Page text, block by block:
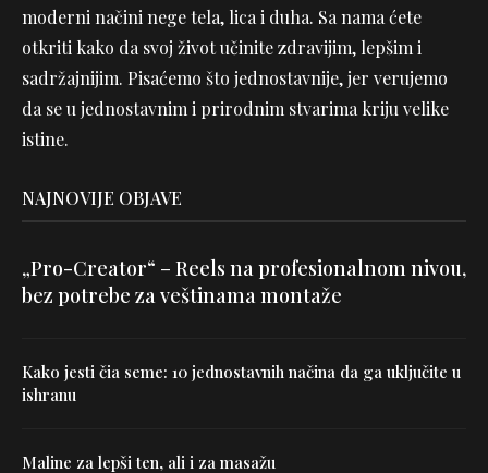
moderni načini nege tela, lica i duha. Sa nama ćete
otkriti kako da svoj život učinite zdravijim, lepšim i
sadržajnijim. Pisaćemo što jednostavnije, jer verujemo
da se u jednostavnim i prirodnim stvarima kriju velike
istine.
NAJNOVIJE OBJAVE
„Pro-Creator“ – Reels na profesionalnom nivou,
bez potrebe za veštinama montaže
Kako jesti čia seme: 10 jednostavnih načina da ga uključite u
ishranu
Maline za lepši ten, ali i za masažu